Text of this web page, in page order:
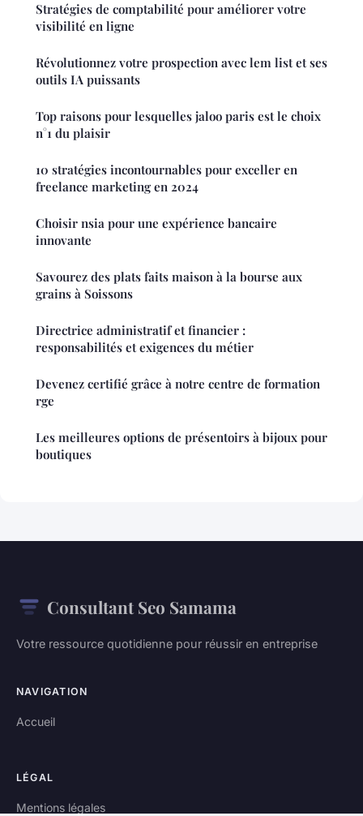
Stratégies de comptabilité pour améliorer votre
visibilité en ligne
Révolutionnez votre prospection avec lem list et ses
outils IA puissants
Top raisons pour lesquelles jaloo paris est le choix
n°1 du plaisir
10 stratégies incontournables pour exceller en
freelance marketing en 2024
Choisir nsia pour une expérience bancaire
innovante
Savourez des plats faits maison à la bourse aux
grains à Soissons
Directrice administratif et financier :
responsabilités et exigences du métier
Devenez certifié grâce à notre centre de formation
rge
Les meilleures options de présentoirs à bijoux pour
boutiques
Consultant Seo Samama
Votre ressource quotidienne pour réussir en entreprise
NAVIGATION
Accueil
LÉGAL
Mentions légales